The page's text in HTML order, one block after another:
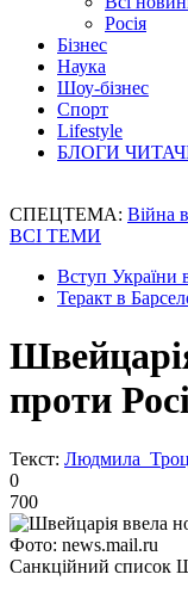
Росія
Бізнес
Наука
Шоу-бізнес
Спорт
Lifestyle
БЛОГИ
СПЕЦТЕМА: Війна
ВСІ ТЕМИ
Вступ України
Теракт в
проти
Текст: Людмила
0
700
Фото: news.mail.ru
Санкційний список